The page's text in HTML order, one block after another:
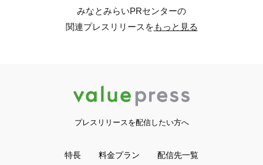
みなとみらいPRセンターの
関連プレスリリースをもっと見る
プレスリリースを配信したい方へ
特長 料金プラン 配信先一覧